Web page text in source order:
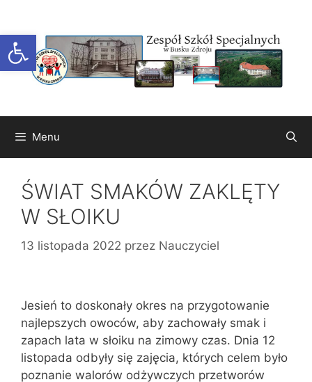
Otwórz pasek narzędzi
treści
Menu
ŚWIAT SMAKÓW ZAKLĘTY
W SŁOIKU
13 listopada 2022 przez Nauczyciel
Jesień to doskonały okres na przygotowanie
najlepszych owoców, aby zachowały smak i
zapach lata w słoiku na zimowy czas. Dnia 12
listopada odbyły się zajęcia, których celem było
poznanie walorów odżywczych przetworów